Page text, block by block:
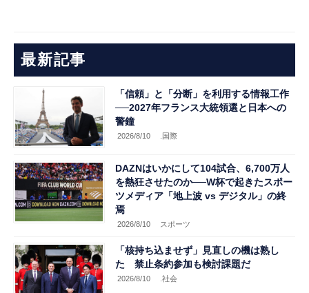
最新記事
「信頼」と「分断」を利用する情報工作
──2027年フランス大統領選と日本への
警鐘
2026/8/10 .国際
DAZNはいかにして104試合、6,700万人
を熱狂させたのか──W杯で起きたスポー
ツメディア「地上波 vs デジタル」の終
焉
2026/8/10 スポーツ
「核持ち込ませず」見直しの機は熟し
た 禁止条約参加も検討課題だ
2026/8/10 .社会